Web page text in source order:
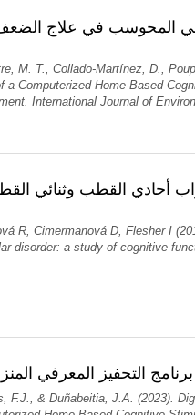
المحوسب في علاج
M. T., Collado-Martínez, D.,
a Computerized Home-Based
International Journal of
أحادي القطب وثنائي
R, Cimermanová D, Flesher I
disorder: a study of cognitive
برنامج التحفيز المعرفي
F.J., & Duñabeitia, J.A. (2023).